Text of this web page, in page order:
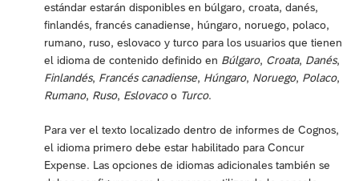
estándar estarán disponibles en búlgaro, croata, danés,
finlandés, francés canadiense, húngaro, noruego, polaco,
rumano, ruso, eslovaco y turco para los usuarios que tienen
el idioma de contenido definido en Búlgaro, Croata, Danés,
Finlandés, Francés canadiense, Húngaro, Noruego, Polaco,
Rumano, Ruso, Eslovacoo Turco.
Para ver el texto localizado dentro de informes de Cognos,
el idioma primero debe estar habilitado para Concur
Expense. Las opciones de idiomas adicionales también se